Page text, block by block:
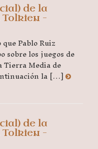
de la
–
Pablo Ruiz
sobre los juegos de
Tierra Media de
la […]
de la
–